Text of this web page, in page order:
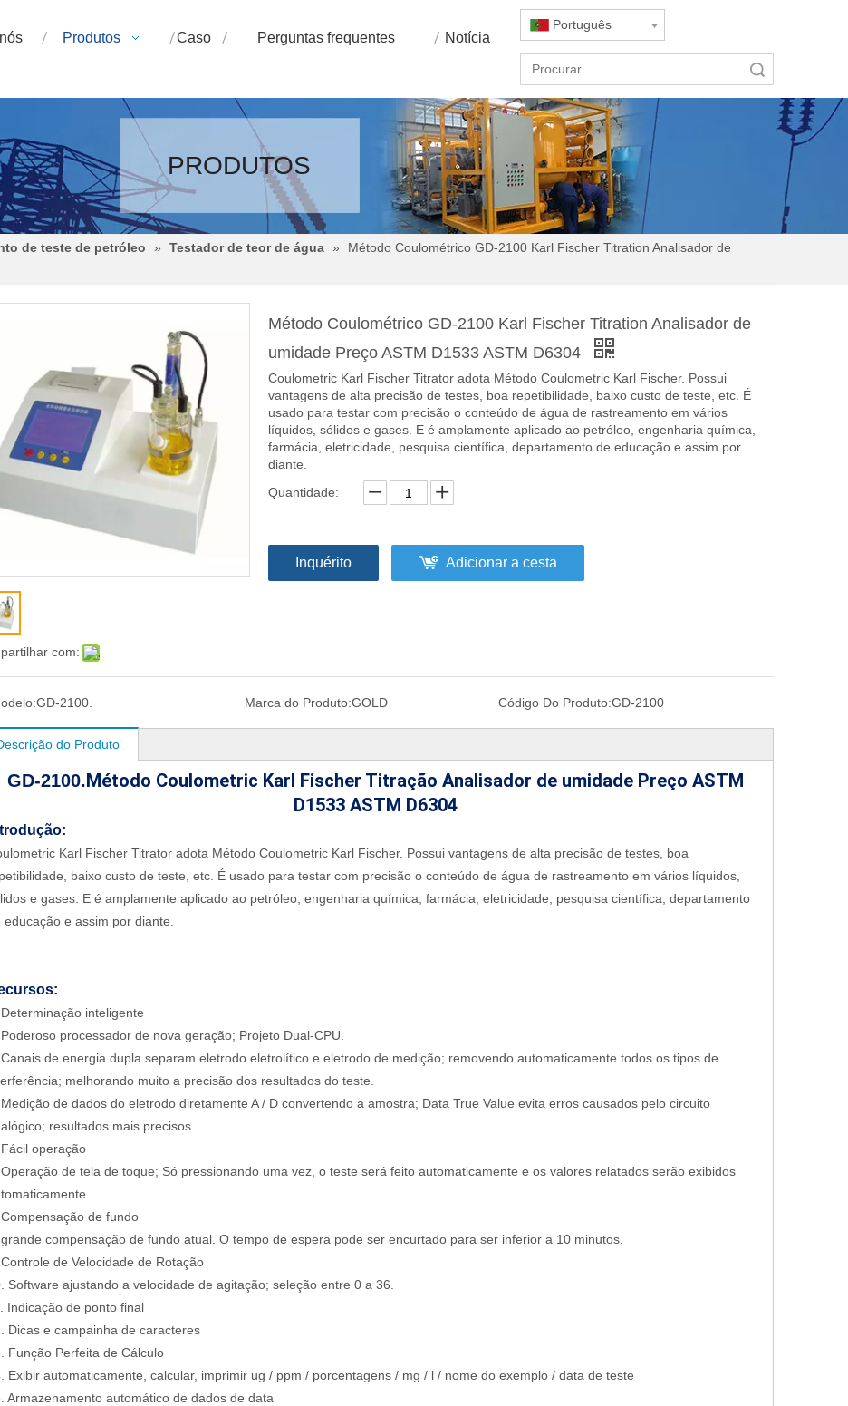
Produtos Caso Perguntas frequentes Notícia
Português
PRODUTOS
de teste de petróleo » Testador de teor de água »
Método Coulométrico GD-2100 Karl Fischer Titration Analisador de
com:
Método Coulométrico GD-2100 Karl Fischer Titration Analisador de
umidade Preço ASTM D1533 ASTM D6304
Coulometric Karl Fischer Titrator adota Método Coulometric Karl Fischer. Possui
vantagens de alta precisão de testes, boa repetibilidade, baixo custo de teste, etc. É
usado para testar com precisão o conteúdo de água de rastreamento em vários
líquidos, sólidos e gases. E é amplamente aplicado ao petróleo, engenharia química,
farmácia, eletricidade, pesquisa científica, departamento de educação e assim por
diante.
Quantidade:
Inquérito Adicionar a cesta
GD-2100. Marca do Produto:GOLD Código Do Produto:GD-2100
do Produto
GD-2100.Método Coulometric Karl Fischer Titração Analisador de umidade Preço ASTM
D1533 ASTM D6304
Karl Fischer Titrator adota Método Coulometric Karl Fischer. Possui vantagens de alta precisão de testes, boa
baixo custo de teste, etc. É usado para testar com precisão o conteúdo de água de rastreamento em vários líquidos,
e gases. E é amplamente aplicado ao petróleo, engenharia química, farmácia, eletricidade, pesquisa científica, departamento
educação e assim por diante.
inteligente
processador de nova geração; Projeto Dual-CPU.
de energia dupla separam eletrodo eletrolítico e eletrodo de medição; removendo automaticamente todos os tipos de
melhorando muito a precisão dos resultados do teste.
de dados do eletrodo diretamente A / D convertendo a amostra; Data True Value evita erros causados ​​pelo circuito
resultados mais precisos.
operação
de tela de toque; Só pressionando uma vez, o teste será feito automaticamente e os valores relatados serão exibidos
de fundo
compensação de fundo atual. O tempo de espera pode ser encurtado para ser inferior a 10 minutos.
de Velocidade de Rotação
Software ajustando a velocidade de agitação; seleção entre 0 a 36.
Indicação de ponto final
Dicas e campainha de caracteres
Função Perfeita de Cálculo
Exibir automaticamente, calcular, imprimir ug / ppm / porcentagens / mg / l / nome do exemplo / data de teste
Armazenamento automático de dados de data